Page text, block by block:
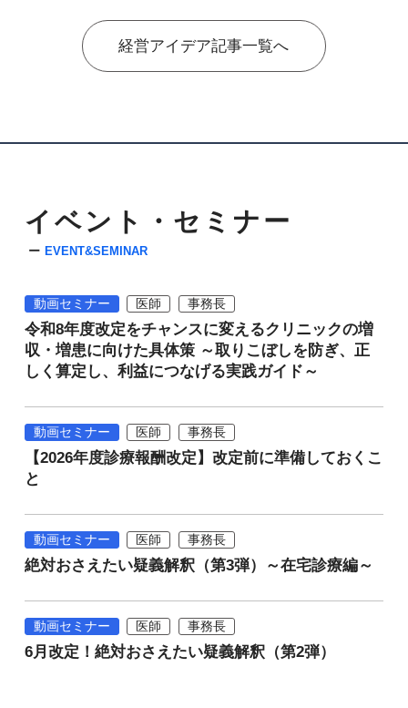
経営アイデア記事一覧へ
イベント・セミナー
EVENT&SEMINAR
動画セミナー 医師 事務長
令和8年度改定をチャンスに変えるクリニックの増
収・増患に向けた具体策 ～取りこぼしを防ぎ、正
しく算定し、利益につなげる実践ガイド～
動画セミナー 医師 事務長
【2026年度診療報酬改定】改定前に準備しておくこ
と
動画セミナー 医師 事務長
絶対おさえたい疑義解釈（第3弾）～在宅診療編～
動画セミナー 医師 事務長
6月改定！絶対おさえたい疑義解釈（第2弾）